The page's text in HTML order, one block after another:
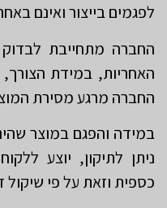
לפגמים בייצור ואינם
החברה מתחייבת
האחריות, במידת
החברה מרגע מסירת
במידה והפגם במוצר
ניתן לתיקון, יוצע
כספית וזאת על פי